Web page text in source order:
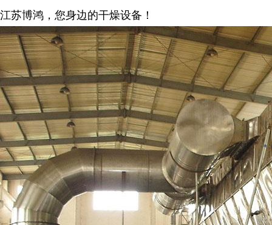
江苏博鸿，您身边的干燥设备 ！